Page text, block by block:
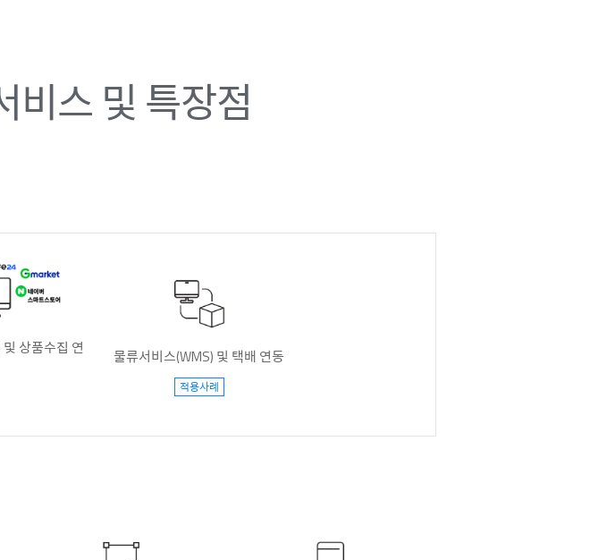
비스 및 특장점
상품수집 연
물류서비스(WMS) 및 택배 연동
적용사례